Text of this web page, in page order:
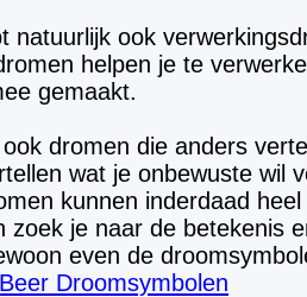
natuurlijk ook
helpen je te
gemaakt.
dromen die anders
wat je onbewuste wil
kunnen inderdaad
zoek je naar de betekenis
even de
Droomsymbolen